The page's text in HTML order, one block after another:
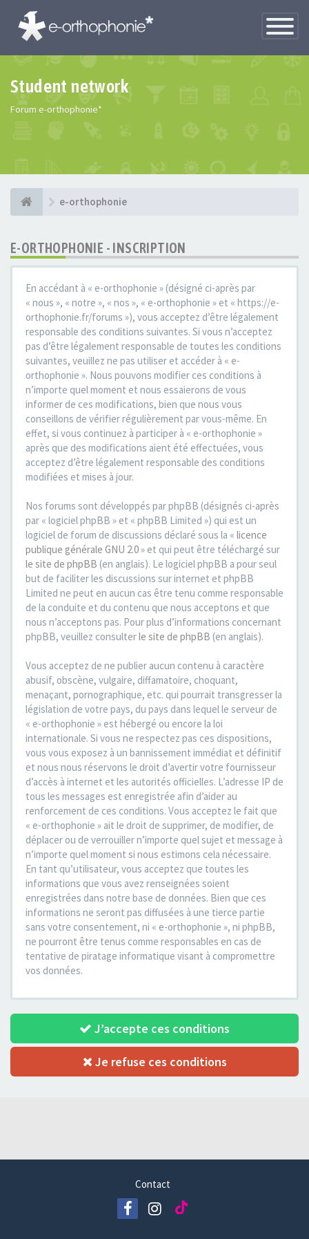
Toggle
Student network
Forum e-orthophonie*
e-orthophonie
E-ORTHOPHONIE - INSCRIPTION
En accédant à « e-orthophonie » (désigné ci-après par
« nous », « notre », « nos », « e-orthophonie » et « https://e-
orthophonie.fr/forums »), vous acceptez d’être légalement
responsable des conditions suivantes. Si vous n’acceptez
pas d’être légalement responsable de toutes les conditions
suivantes, veuillez ne pas utiliser et accéder à « e-
orthophonie ». Nous pouvons modifier ces conditions à
n’importe quel moment et nous essaierons de vous
informer de ces modifications, bien que nous vous
conseillons de vérifier régulièrement par vous-même. En
effet, si vous continuez à participer à « e-orthophonie »
après que des modifications aient été effectuées, vous
acceptez d’être légalement responsable des conditions
modifiées et mises à jour.
Nos forums sont développés par phpBB (désignés ci-après
par « logiciel phpBB » et « phpBB Limited ») qui est un
logiciel de forum de discussions déclaré sous la « licence
publique générale GNU 2.0» et qui peut être téléchargé sur
le site de phpBB (en anglais). Le logiciel phpBB a pour seul
but de faciliter les discussions sur internet et phpBB
Limited ne peut en aucun cas être tenu comme responsable
de la conduite et du contenu que nous acceptons et que
nous n’acceptons pas. Pour plus d’informations concernant
phpBB, veuillez consulterle site de phpBB (en anglais).
Vous acceptez de ne publier aucun contenu à caractère
abusif, obscène, vulgaire, diffamatoire, choquant,
menaçant, pornographique, etc. qui pourrait transgresser la
législation de votre pays, du pays dans lequel le serveur de
« e-orthophonie » est hébergé ou encore la loi
internationale. Si vous ne respectez pas ces dispositions,
vous vous exposez à un bannissement immédiat et définitif
et nous nous réservons le droit d’avertir votre fournisseur
d’accès à internet et les autorités officielles. L’adresse IP de
tous les messages est enregistrée afin d’aider au
renforcement de ces conditions. Vous acceptez le fait que
« e-orthophonie » ait le droit de supprimer, de modifier, de
déplacer ou de verrouiller n’importe quel sujet et message à
n’importe quel moment si nous estimons cela nécessaire.
En tant qu’utilisateur, vous acceptez que toutes les
informations que vous avez renseignées soient
enregistrées dans notre base de données. Bien que ces
informations ne seront pas diffusées à une tierce partie
sans votre consentement, ni « e-orthophonie », ni phpBB,
ne pourront être tenus comme responsables en cas de
tentative de piratage informatique visant à compromettre
vos données.
J’accepte ces conditions
Je refuse ces conditions
Contact